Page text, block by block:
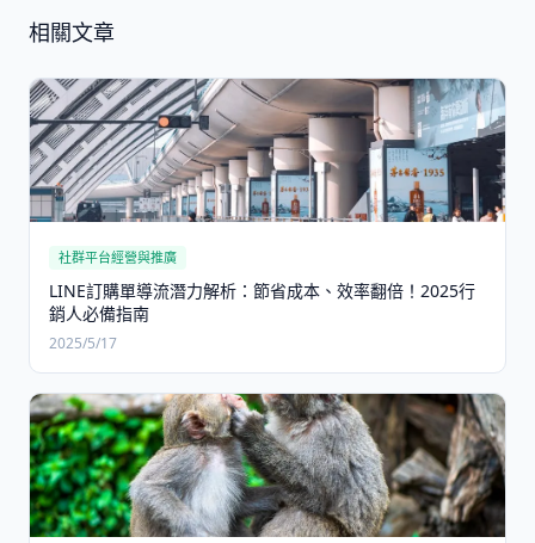
相關文章
社群平台經營與推廣
LINE訂購單導流潛力解析：節省成本、效率翻倍！2025行
銷人必備指南
2025/5/17